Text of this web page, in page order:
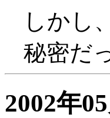
しかし
秘密だ
2002年